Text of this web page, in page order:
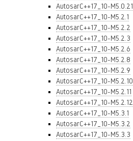
AutosarC++17_10-M5.0.21
AutosarC++17_10-M5.2.1
AutosarC++17_10-M5.2.2
AutosarC++17_10-M5.2.3
AutosarC++17_10-M5.2.6
AutosarC++17_10-M5.2.8
AutosarC++17_10-M5.2.9
AutosarC++17_10-M5.2.10
AutosarC++17_10-M5.2.11
AutosarC++17_10-M5.2.12
AutosarC++17_10-M5.3.1
AutosarC++17_10-M5.3.2
AutosarC++17_10-M5.3.3